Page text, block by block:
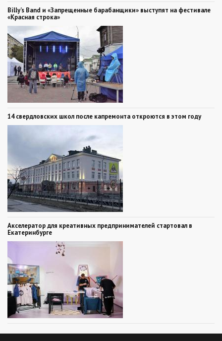
Billy’s Band и «Запрещенные барабанщики» выступят на фестивале
«Красная строка»
14 свердловских школ после капремонта откроются в этом году
Акселератор для креативных предпринимателей стартовал в
Екатеринбурге